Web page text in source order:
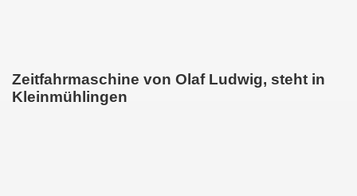
Zeitfahrmaschine von Olaf Ludwig, steht in
Kleinmühlingen